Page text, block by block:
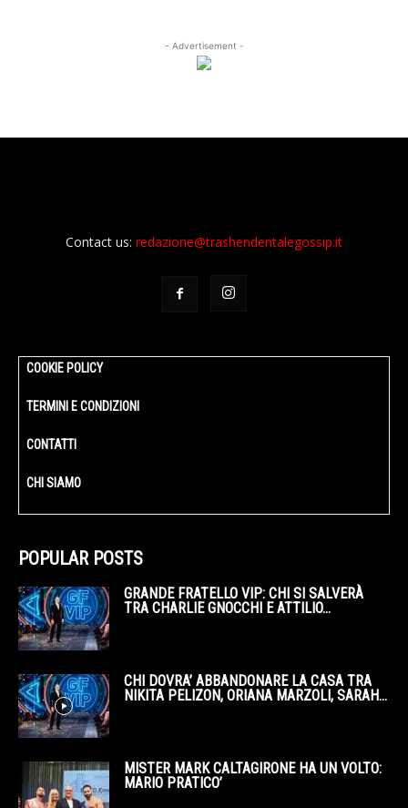
- Advertisement -
Contact us: redazione@trashendentalegossip.it
COOKIE POLICY
TERMINI E CONDIZIONI
CONTATTI
CHI SIAMO
POPULAR POSTS
GRANDE FRATELLO VIP: CHI SI SALVERÀ
TRA CHARLIE GNOCCHI E ATTILIO...
CHI DOVRA’ ABBANDONARE LA CASA TRA
NIKITA PELIZON, ORIANA MARZOLI, SARAH...
MISTER MARK CALTAGIRONE HA UN VOLTO:
MARIO PRATICO’